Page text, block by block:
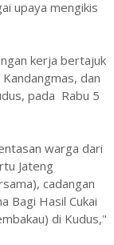
upaya mengikis
kerja bertajuk
Kandangmas, dan
pada Rabu 5
warga dari
Jateng
cadangan
Bagi Hasil Cukai
di Kudus,"